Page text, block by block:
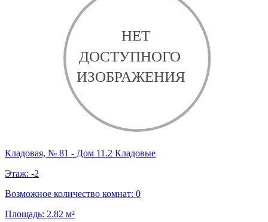
Кладовая, № 81 - Дом 11.2 Кладовые
Этаж: -2
Возможное количество комнат: 0
Площадь: 2.82 м²